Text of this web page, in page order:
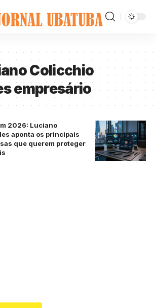
Colicchio
empresário
2026: Luciano
aponta os principais
que querem proteger